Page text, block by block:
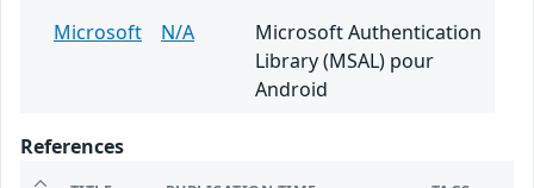
Microsoft
N/A
Microsoft Authentication
Library (MSAL) pour
Android
References